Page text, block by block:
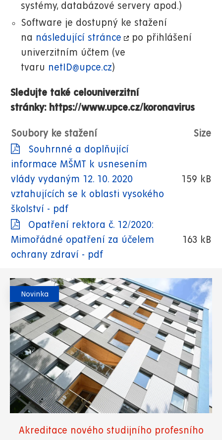
systémy, databázové servery apod.)
Software je dostupný ke stažení
na následující stránce
po přihlášení
univerzitním účtem (ve
tvaru netID@upce.cz)
Sledujte také celouniverzitní
stránky: https://www.upce.cz/koronavirus
Soubory ke stažení
Size
Souhrnné a doplňující
informace MŠMT k usnesením
vlády vydaným 12. 10. 2020
vztahujících se k oblasti vysokého
školství - pdf
159 kB
Opatření rektora č. 12/2020:
Mimořádné opatření za účelem
ochrany zdraví - pdf
163 kB
Novinka
Akreditace nového studijního profesního